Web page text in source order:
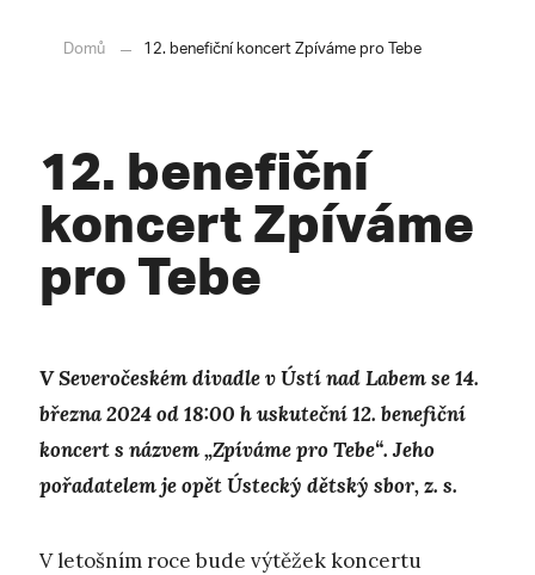
Domů 12. benefiční koncert Zpíváme pro Tebe
12. benefiční
koncert Zpíváme
pro Tebe
V Severočeském divadle v Ústí nad Labem se 14.
března 2024 od 18:00 h uskuteční 12. benefiční
koncert s názvem „Zpíváme pro Tebe“. Jeho
pořadatelem je opět Ústecký dětský sbor, z. s.
V letošním roce bude výtěžek koncertu